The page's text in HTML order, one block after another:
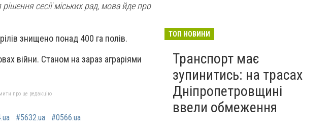
сесії міських рад, мова йде про
знищено понад 400 га полів.
війни. Станом на зараз аграріями
про це редакцію
#5632.ua #0566.ua
ТОП НОВИНИ
Транспорт має
зупинитись: на трасах
Дніпропетровщині
ввели обмеження